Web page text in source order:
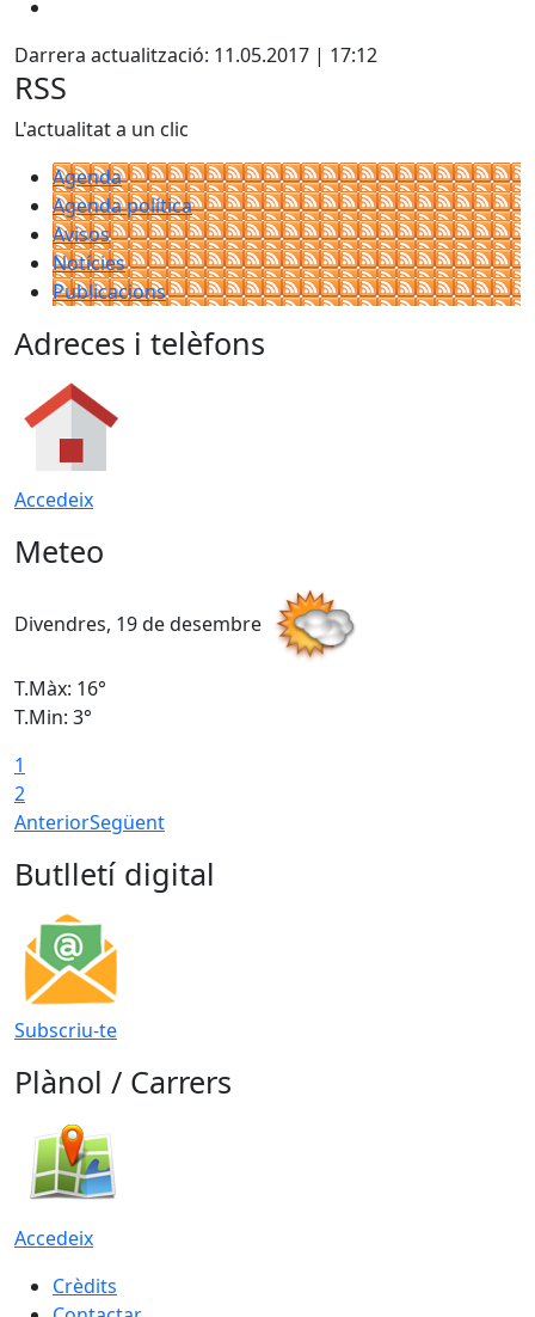
Darrera actualització: 11.05.2017 | 17:12
RSS
L'actualitat a un clic
Agenda
Agenda política
Avisos
Notícies
Publicacions
Adreces i telèfons
Accedeix
Meteo
Divendres, 19 de desembre
T.Màx: 16°
T.Min: 3°
1
2
AnteriorSegüent
Butlletí digital
Subscriu-te
Plànol / Carrers
Accedeix
Crèdits